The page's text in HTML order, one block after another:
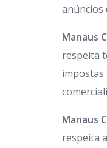
anúncios
Manaus
respeita
impostas
Manaus
respeita